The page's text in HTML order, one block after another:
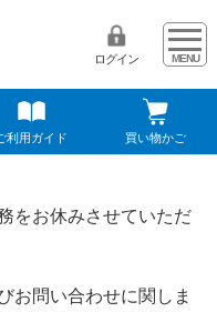
ログイン
利用ガイド 買い物かご
をお休みさせていただ
お問い合わせに関しま